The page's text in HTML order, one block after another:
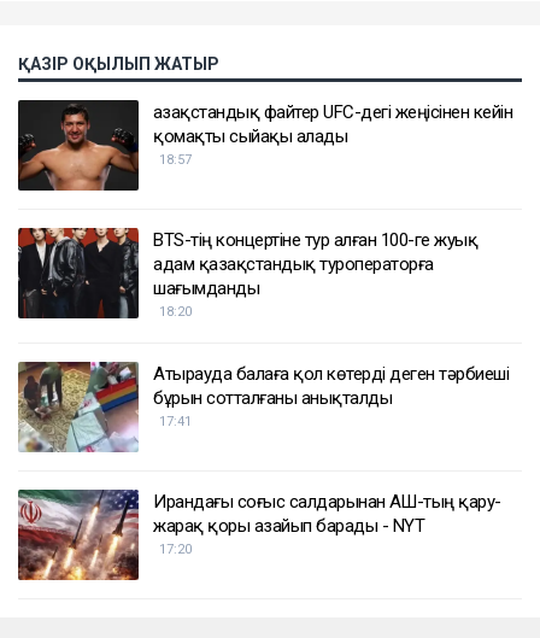
ҚАЗІР ОҚЫЛЫП ЖАТЫР
Қазақстандық файтер UFC-дегі жеңісінен кейін
қомақты сыйақы алады
18:57
BTS-тің концертіне тур алған 100-ге жуық
адам қазақстандық туроператорға
шағымданды
18:20
Атырауда балаға қол көтерді деген тәрбиеші
бұрын сотталғаны анықталды
17:41
Ирандағы соғыс салдарынан АҚШ-тың қару-
жарақ қоры азайып барады - NYT
17:20